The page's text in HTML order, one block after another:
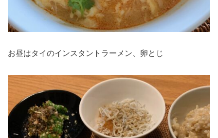
お昼はタイのインスタントラーメン、卵とじ